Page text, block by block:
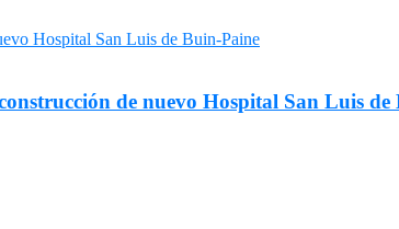
de nuevo Hospital San Luis de